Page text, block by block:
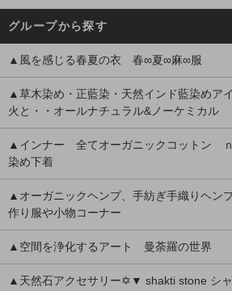
グループから探す
▲風を感じる春夏の衣 春∞夏∞麻∞服
▲草木染め・正藍染・天然インド藍染め
火と・・オールナチュラル&ノーケミカル
▲インナー 全てオーガニックコットン
染め下着
▲オーガニックヘンプ、手紡ぎ手織りヘン
作り服や小物コーナー
▲空間を浄化するアート 曼荼羅の世界
▲天然石アクセサリー✡▼ shakti stone シ